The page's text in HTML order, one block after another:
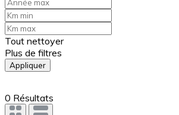
Tout nettoyer
Plus de filtres
Appliquer
0 Résultats